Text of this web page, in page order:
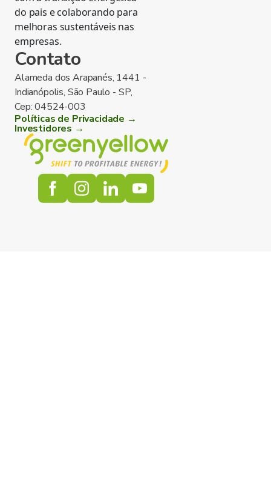
do pais e colaborando para
melhoras sustentáveis nas
empresas.
Contato
Alameda dos Arapanés, 1441 -
Indianópolis, São Paulo - SP,
Cep: 04524-003
Políticas de Privacidade →
Investidores →